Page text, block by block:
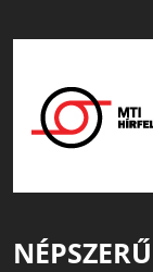
NÉPSZERŰ